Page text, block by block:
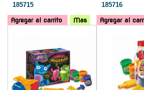
185715
Agregar al carrito Mas
185716
Agregar al